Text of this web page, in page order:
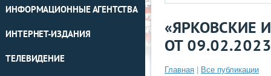
ИНФОРМАЦИОННЫЕ АГЕНТСТВА
ИНТЕРНЕТ-ИЗДАНИЯ
ТЕЛЕВИДЕНИЕ
«ЯРКОВСКИЕ
ОТ
Главная Все публикации